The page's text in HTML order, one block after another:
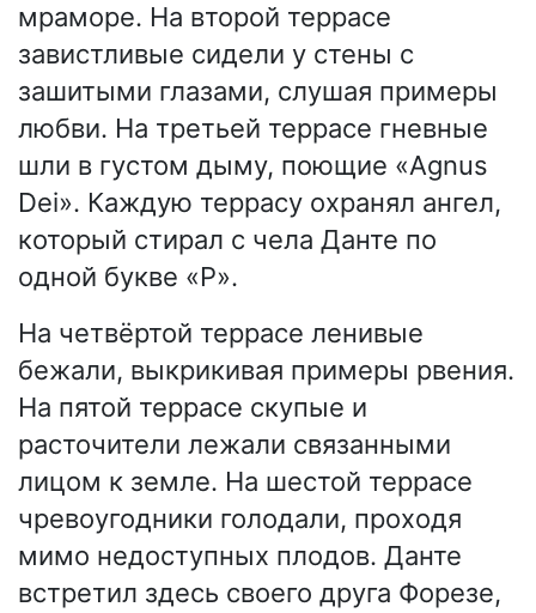
мраморе. На второй террасе
завистливые сидели у стены с
зашитыми глазами, слушая примеры
любви. На третьей террасе гневные
шли в густом дыму, поющие «Agnus
Dei». Каждую террасу охранял ангел,
который стирал с чела Данте по
одной букве «P».
На четвёртой террасе ленивые
бежали, выкрикивая примеры рвения.
На пятой террасе скупые и
расточители лежали связанными
лицом к земле. На шестой террасе
чревоугодники голодали, проходя
мимо недоступных плодов. Данте
встретил здесь своего друга Форезе,